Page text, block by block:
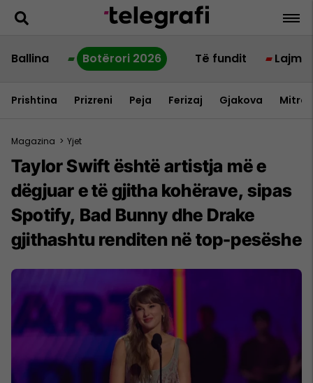
Ballina Botërori 2026 Të fundit Lajme
Prishtina Prizreni Peja Ferizaj Gjakova
Magazina > Yjet
Taylor Swift është artistja më e
dëgjuar e të gjitha kohërave, sipas
Spotify, Bad Bunny dhe Drake
gjithashtu renditen në top-pesëshe